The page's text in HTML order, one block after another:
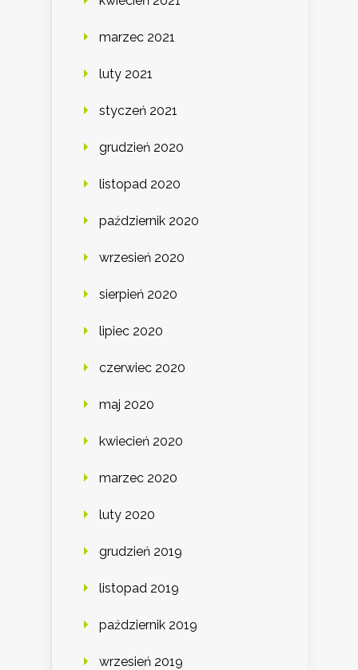
marzec 2021
luty 2021
styczeń 2021
grudzień 2020
listopad 2020
październik 2020
wrzesień 2020
sierpień 2020
lipiec 2020
czerwiec 2020
maj 2020
kwiecień 2020
marzec 2020
luty 2020
grudzień 2019
listopad 2019
październik 2019
wrzesień 2019